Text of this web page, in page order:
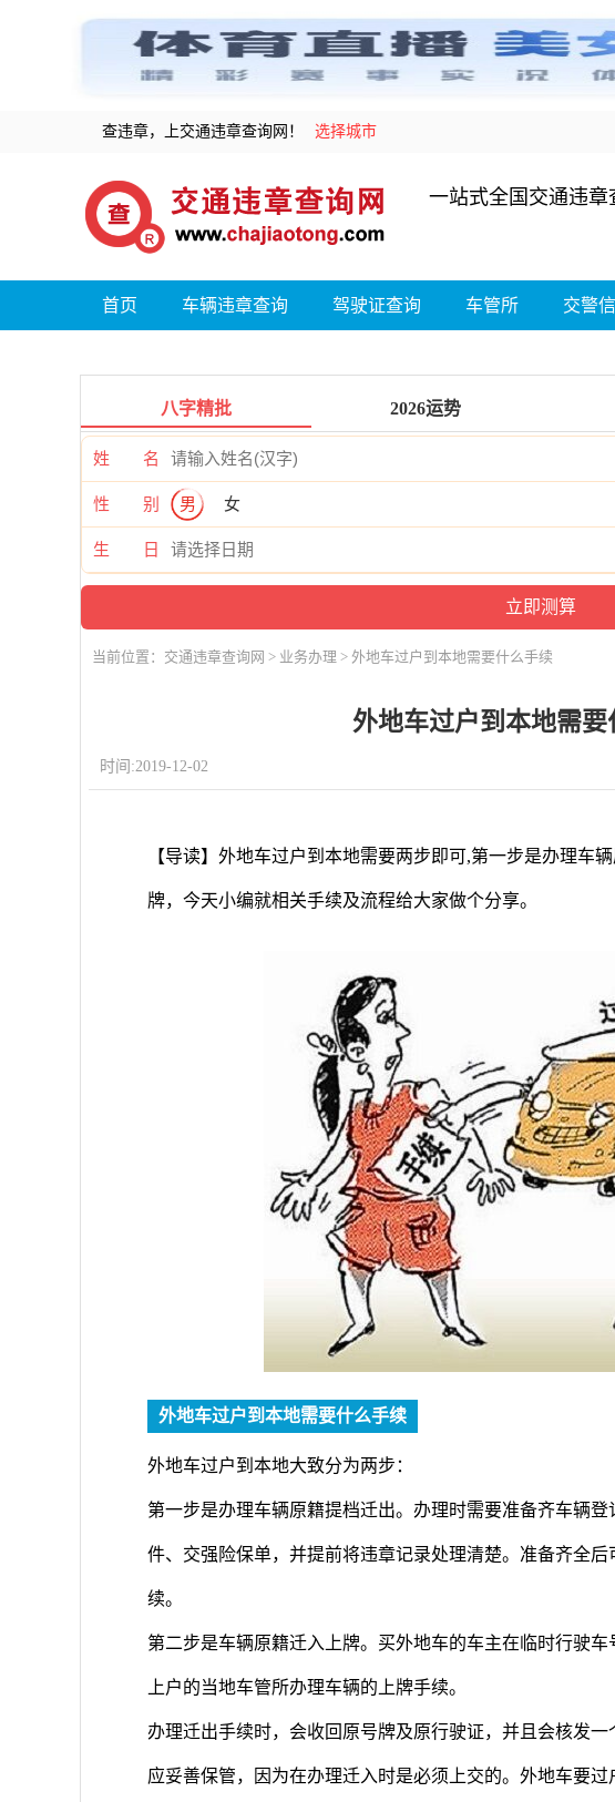
查违章，上交通违章查询网！ 选择城市
一站式全国交通违章
首页 车辆违章查询 驾驶证查询 车管所 交警
八字精批 2026运势
姓 名
性 别 男 女
生 日
当前位置： 交通违章查询网 > 业务办理 > 外地车过户到本地需要什么手续
外地车过户到本地需要
时间:2019-12-02
【导读】外地车过户到本地需要两步即可,第一步是办理车
牌，今天小编就相关手续及流程给大家做个分享。
外地车过户到本地需要什么手续
外地车过户到本地大致分为两步：
第一步是办理车辆原籍提档迁出。办理时需要准备齐车辆
件、交强险保单，并提前将违章记录处理清楚。准备齐全
续。
第二步是车辆原籍迁入上牌。买外地车的车主在临时行驶
上户的当地车管所办理车辆的上牌手续。
办理迁出手续时，会收回原号牌及原行驶证，并且会核发
应妥善保管，因为在办理迁入时是必须上交的。外地车要